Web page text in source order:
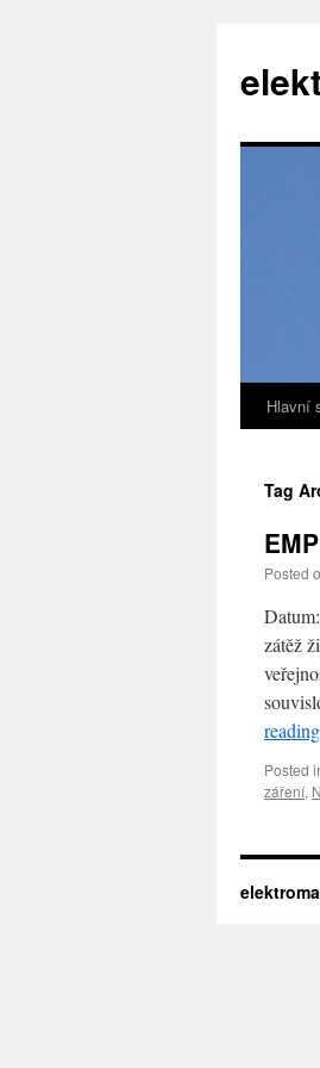
Skip
content
Hlavní
Tag
Posted
zátěž
reading
Posted
záření,